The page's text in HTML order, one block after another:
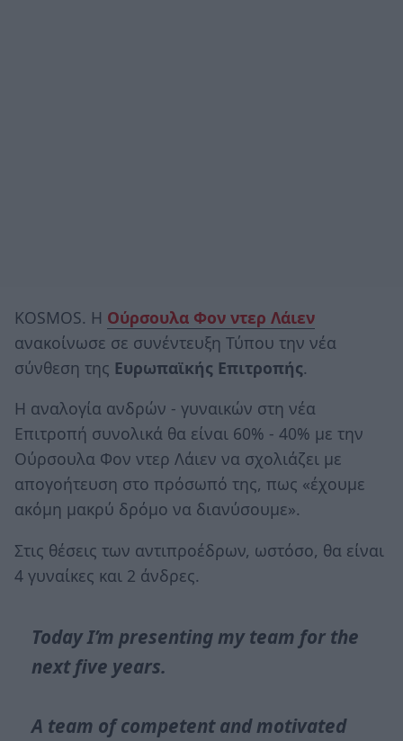
KOSMOS. Η Ούρσουλα Φον ντερ Λάιεν
ανακοίνωσε σε συνέντευξη Τύπου την νέα
σύνθεση της Ευρωπαϊκής Επιτροπής.
Η αναλογία ανδρών - γυναικών στη νέα
Επιτροπή συνολικά θα είναι 60% - 40% με την
Ούρσουλα Φον ντερ Λάιεν να σχολιάζει με
απογοήτευση στο πρόσωπό της, πως «έχουμε
ακόμη μακρύ δρόμο να διανύσουμε».
Στις θέσεις των αντιπροέδρων, ωστόσο, θα είναι
4 γυναίκες και 2 άνδρες.
Today I’m presenting my team for the
next five years.
A team of competent and motivated